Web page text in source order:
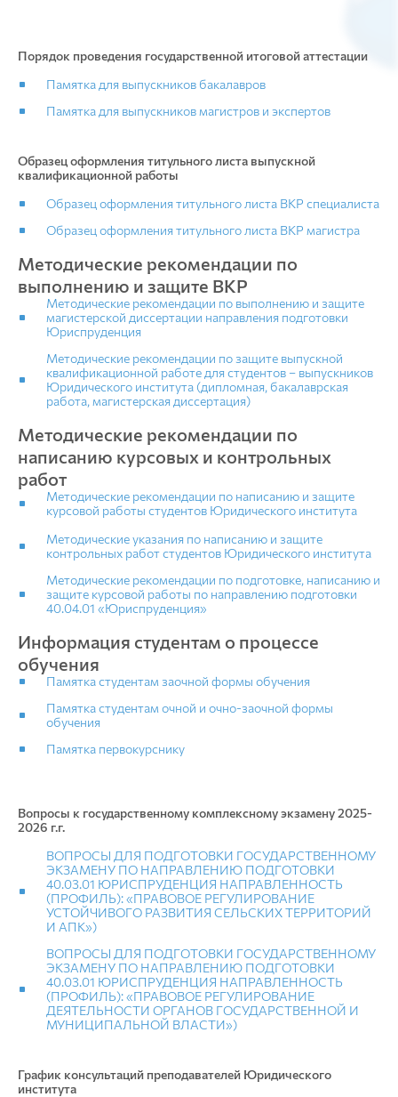
Порядок проведения государственной итоговой аттестации
Памятка для выпускников бакалавров
Памятка для выпускников магистров и экспертов
Образец оформления титульного листа выпускной
квалификационной работы
Образец оформления титульного листа ВКР специалиста
Образец оформления титульного листа ВКР магистра
Методические рекомендации по
выполнению и защите ВКР
Методические рекомендации по выполнению и защите
магистерской диссертации направления подготовки
Юриспруденция
Методические рекомендации по защите выпускной
квалификационной работе для студентов – выпускников
Юридического института (дипломная, бакалаврская
работа, магистерская диссертация)
Методические рекомендации по
написанию курсовых и контрольных
работ
Методические рекомендации по написанию и защите
курсовой работы студентов Юридического института
Методические указания по написанию и защите
контрольных работ студентов Юридического института
Методические рекомендации по подготовке, написанию и
защите курсовой работы по направлению подготовки
40.04.01 «Юриспруденция»
Информация студентам о процессе
обучения
Памятка студентам заочной формы обучения
Памятка студентам очной и очно-заочной формы
обучения
Памятка первокурснику
Вопросы к государственному комплексному экзамену 2025-
2026 г.г.
ВОПРОСЫ ДЛЯ ПОДГОТОВКИ ГОСУДАРСТВЕННОМУ
ЭКЗАМЕНУ ПО НАПРАВЛЕНИЮ ПОДГОТОВКИ
40.03.01 ЮРИСПРУДЕНЦИЯ НАПРАВЛЕННОСТЬ
(ПРОФИЛЬ): «ПРАВОВОЕ РЕГУЛИРОВАНИЕ
УСТОЙЧИВОГО РАЗВИТИЯ СЕЛЬСКИХ ТЕРРИТОРИЙ
И АПК»)
ВОПРОСЫ ДЛЯ ПОДГОТОВКИ ГОСУДАРСТВЕННОМУ
ЭКЗАМЕНУ ПО НАПРАВЛЕНИЮ ПОДГОТОВКИ
40.03.01 ЮРИСПРУДЕНЦИЯ НАПРАВЛЕННОСТЬ
(ПРОФИЛЬ): «ПРАВОВОЕ РЕГУЛИРОВАНИЕ
ДЕЯТЕЛЬНОСТИ ОРГАНОВ ГОСУДАРСТВЕННОЙ И
МУНИЦИПАЛЬНОЙ ВЛАСТИ»)
График консультаций преподавателей Юридического
института